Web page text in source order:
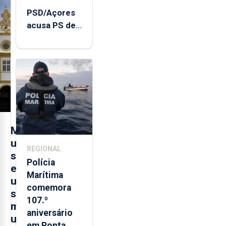
M
u
s
e
u
s
m
u
PSD/Açores
acusa PS de
contraditória"
sobre
evolução
turística
REGIONAL
Polícia
Marítima
comemora
107.º
aniversário